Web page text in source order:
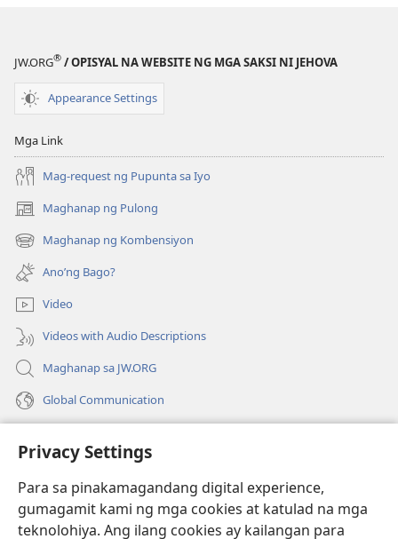
Privacy Settings
Para sa pinakamagandang digital experience,
gumagamit kami ng mga cookies at katulad na mga
teknolohiya. Ang ilang cookies ay kailangan para
JW.ORG® / OPISYAL NA WEBSITE NG MGA SAKSI NI JEHOVA
Appearance Settings
Mga Link
Mag-request ng Pupunta sa Iyo
Maghanap ng Pulong
(may
bubukas
na
bagong
window)
Maghanap ng Kombensiyon
(may
bubukas
na
bagong
window)
Ano’ng Bago?
Video
Videos with Audio Descriptions
Maghanap sa JW.ORG
Global Communication
(may
na
bagong
Watchtower ONLINE LIBRARY™
(may